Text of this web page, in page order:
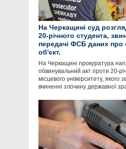
На Черкащині суд
20-річного студента,
передачі ФСБ даних про
об'єкт.
На Черкащині прокуратура
обвинувальний акт проти 20-
місцевого університету, якого
вчиненні злочину державної